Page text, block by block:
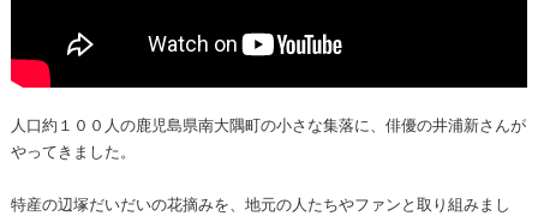
人口約１００人の鹿児島県南大隅町の小さな集落に、俳優の井浦新さんが
やってきました。
特産の辺塚だいだいの花摘みを、地元の人たちやファンと取り組みまし